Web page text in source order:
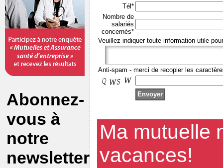
Abonnez-
vous à
notre
newsletter
Tél*
Nombre de
salariés
concernés*
Veuillez indiquer toute information utile
Anti-spam - merci de recopier les
Ma mutuelle
vacances!